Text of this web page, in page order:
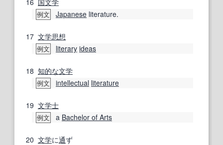
例文 Japanese literature.
17 文学思想
例文 literary ideas
18 知的な文学
例文 intellectual literature
19 文学士
例文 a Bachelor of Arts
20 文学に通ず